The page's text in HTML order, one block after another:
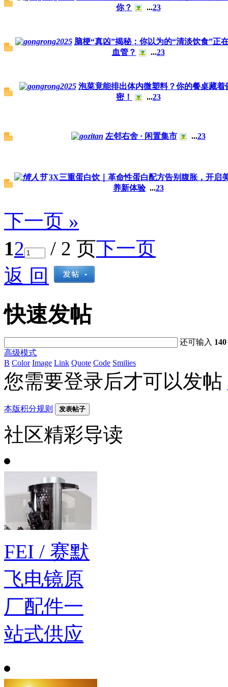
你？
...23
脑梗“真凶”揭秘：你以为的“清淡饮食”正
血管？
...23
泡菜竟能排出体内微塑料？你的餐桌藏着
密！
...23
左邻右舍 · 闲置集市 ...23
3X三重蛋白饮｜革命性蛋白配方告别腹胀，开启
养新体验 ...23
下一页 »
12 / 2 页下一页
返 回
快速发帖
还可输入 140
高级模式
B Color Image Link Quote Code Smilies
您需要登录后才可以发帖
本版积分规则 发表帖子
社区精彩导读
FEI / 赛默
飞电镜原
厂配件一
站式供应